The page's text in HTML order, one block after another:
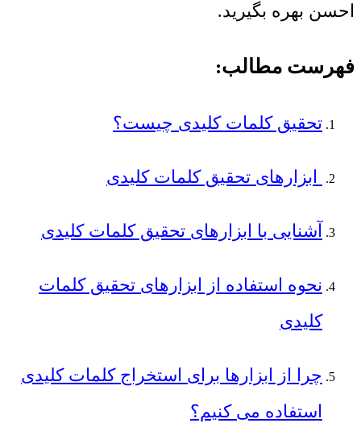
احسن بهره بگیرید.
فهرست مطالب:
تحقیق کلمات کلیدی چیست؟
ابزارهای تحقیق کلمات کلیدی
آشنایی با ابزارهای تحقیق کلمات کلیدی
نحوه استفاده از ابزارهای تحقیق کلمات
کلیدی
چرا از ابزارها برای استخراج کلمات کلیدی
استفاده می کنیم؟